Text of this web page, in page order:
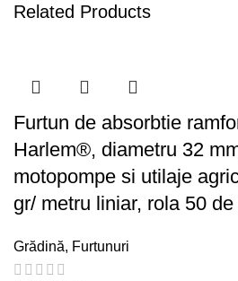
Related Products
Furtun de absorbtie
Harlem®, diametru 32
motopompe si utilaje
gr/ metru liniar, rola 50 de
Grădină, Furtunuri